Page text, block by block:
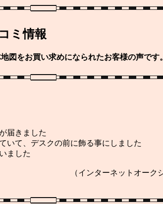
ミ情報
求めになられたお客様の声です。
届きました
いて、デスクの前に飾る事にしました
ました
トオークションにて